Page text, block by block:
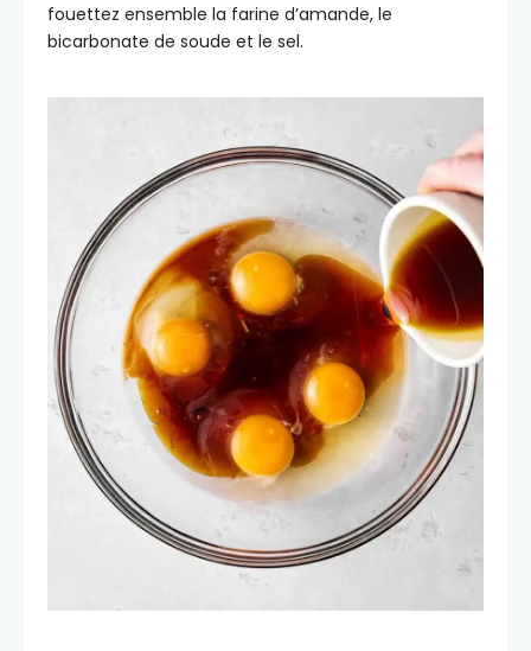
fouettez ensemble la farine d’amande, le
bicarbonate de soude et le sel.